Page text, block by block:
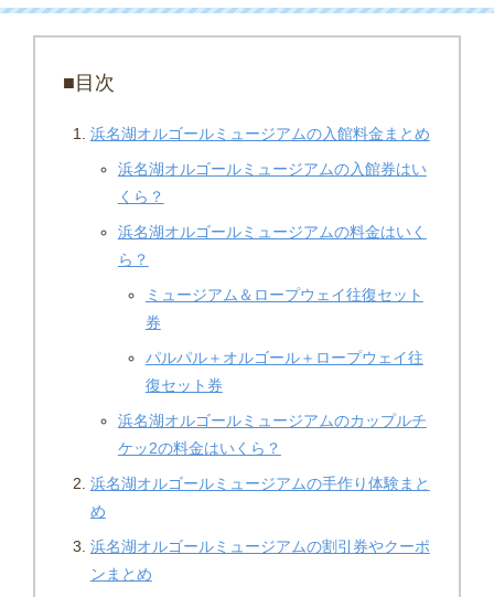
■目次
浜名湖オルゴールミュージアムの入館料金まとめ
浜名湖オルゴールミュージアムの入館券はい
くら？
浜名湖オルゴールミュージアムの料金はいく
ら？
ミュージアム＆ロープウェイ往復セット
券
パルパル＋オルゴール＋ロープウェイ往
復セット券
浜名湖オルゴールミュージアムのカップルチ
ケッ2の料金はいくら？
浜名湖オルゴールミュージアムの手作り体験まと
め
浜名湖オルゴールミュージアムの割引券やクーポ
ンまとめ